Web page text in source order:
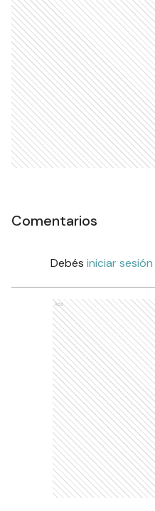
Comentarios
Debés iniciar sesión
Ads